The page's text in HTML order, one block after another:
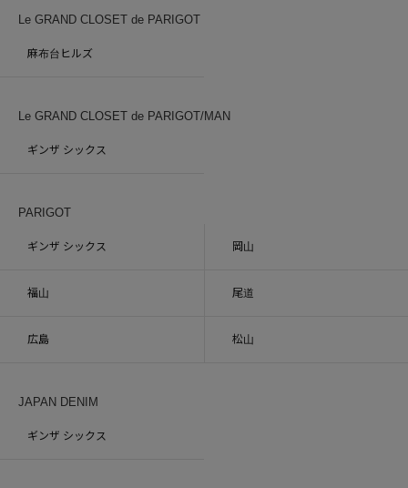
Le GRAND CLOSET de PARIGOT
麻布台ヒルズ
Le GRAND CLOSET de PARIGOT/MAN
ギンザ シックス
PARIGOT
ギンザ シックス 岡山
福山 尾道
広島 松山
JAPAN DENIM
ギンザ シックス